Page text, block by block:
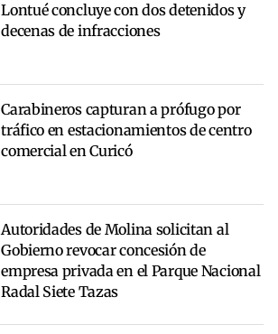
Lontué concluye con dos detenidos y
decenas de infracciones
Carabineros capturan a prófugo por
tráfico en estacionamientos de centro
comercial en Curicó
Autoridades de Molina solicitan al
Gobierno revocar concesión de
empresa privada en el Parque Nacional
Radal Siete Tazas